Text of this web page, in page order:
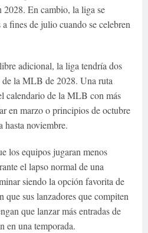
2028. En cambio, la liga se
fines de julio cuando se celebren
adicional, la liga tendría dos
de la MLB de 2028. Una ruta
calendario de la MLB con más
en marzo o principios de octubre
hasta noviembre.
los equipos jugaran menos
el lapso normal de una
siendo la opción favorita de
que sus lanzadores que compiten
que lanzar más entradas de
en una temporada.